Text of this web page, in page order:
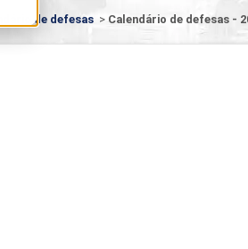
de defesas > Calendário de defesas -